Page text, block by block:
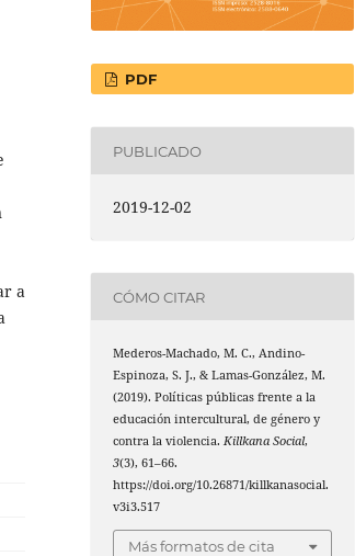
a
PDF
PUBLICADO
2019-12-02
CÓMO CITAR
Mederos-Machado, M. C., Andino-
Espinoza, S. J., & Lamas-González, M.
(2019). Políticas públicas frente a la
educación intercultural, de género y
contra la violencia.Killkana Social,
3(3), 61–66.
https://doi.org/10.26871/killkanasocial.
v3i3.517
Más formatos de cita